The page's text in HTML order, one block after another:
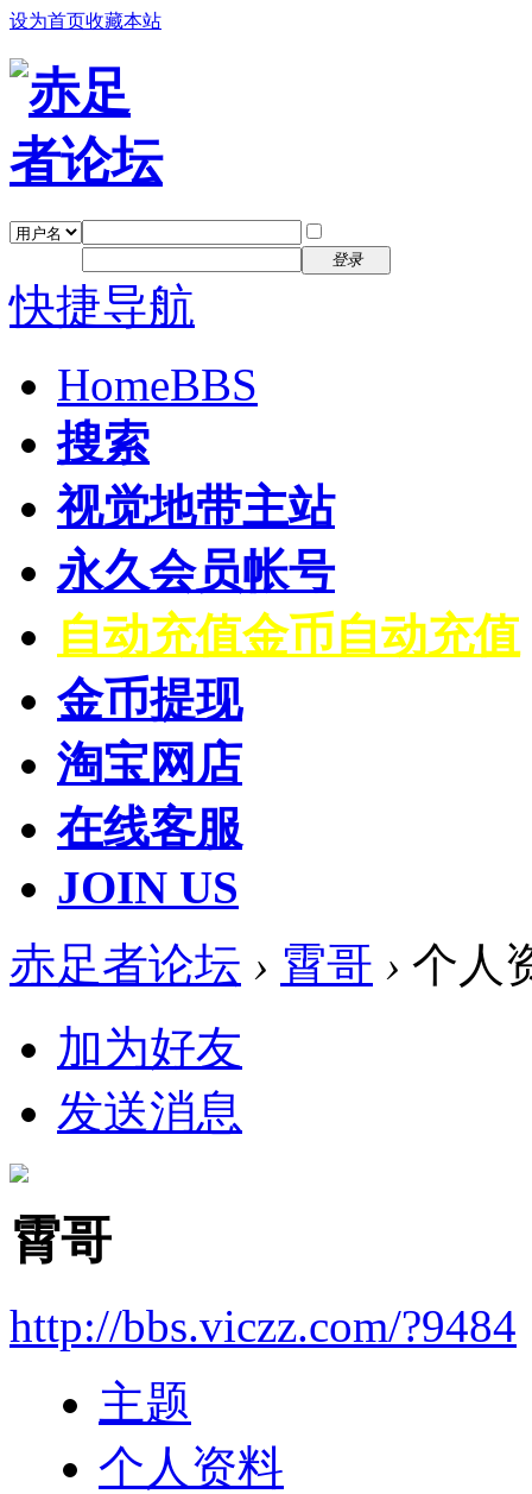
设为首页收藏本站
登录
快捷导航
HomeBBS
搜索
视觉地带主站
永久会员帐号
自动充值金币自动充值
金币提现
淘宝网店
在线客服
JOIN US
赤足者论坛 › 霄哥 › 个人
加为好友
发送消息
霄哥
http://bbs.viczz.com/?9484
主题
个人资料